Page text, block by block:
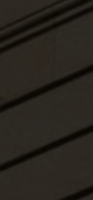
M'INSCRIS